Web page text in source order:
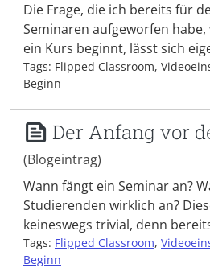
Die Frage, die ich bereits für
Seminaren aufgeworfen
ein Kurs beginnt, lässt sich
Tags: Flipped Classroom,
Beginn
Der Anfang vor
(Blogeintrag)
Wann fängt ein Seminar an?
Studierenden wirklich an?
keineswegs trivial, denn
Tags: Flipped Classroom,
Beginn